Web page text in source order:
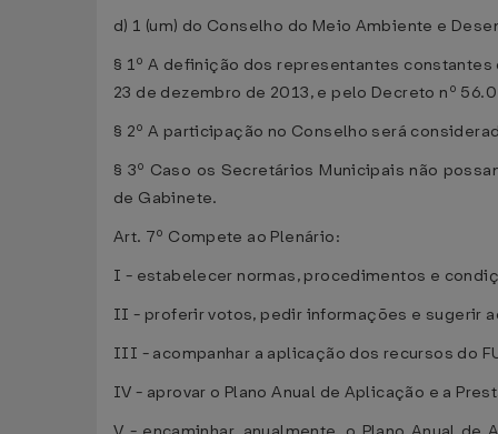
d) 1 (um) do Conselho do Meio Ambiente e
§ 1º A definição dos representantes
23 de dezembro de 2013, e pelo Decreto nº
§ 2º A participação no Conselho será
§ 3º Caso os Secretários Municipais não
de Gabinete.
Art. 7º Compete ao Plenário:
I - estabelecer normas, procedimentos e
II - proferir votos, pedir informações e sugerir
III - acompanhar a aplicação dos recursos do
IV - aprovar o Plano Anual de Aplicação e a